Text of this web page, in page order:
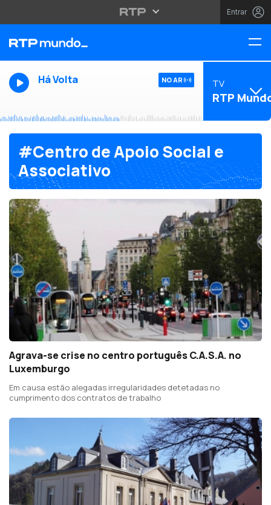
Entrar
Há Volta NO AR TV
RTP
#Centro de Apoio Social e
Associativo
Agrava-se crise no centro português C.A.S.A. no
Luxemburgo
Em causa estão alegadas irregularidades detetadas no
cumprimento dos contratos de trabalho